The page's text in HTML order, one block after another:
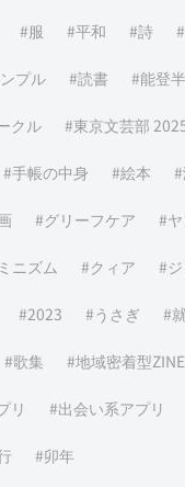
服 平和 詩
プル 読書 能登
クル 東京文芸部
手帳の中身 絵本
グリーフケア
ニズム クィア
2023 うさぎ
歌集 地域密着型ZINE
リ 出会い系アプリ
卯年